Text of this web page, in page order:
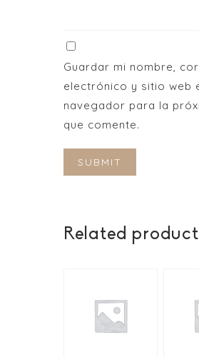
Guardar mi nombre,
electrónico y sitio web
navegador para la
que comente.
Related